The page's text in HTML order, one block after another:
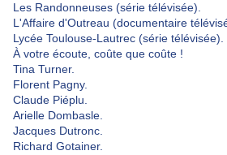
Les Randonneuses (série télévisée).
L'Affaire d'Outreau (documentaire
Lycée Toulouse-Lautrec (série télévisée).
À votre écoute, coûte que coûte !
Tina Turner.
Florent Pagny.
Claude Piéplu.
Arielle Dombasle.
Jacques Dutronc.
Richard Gotainer.